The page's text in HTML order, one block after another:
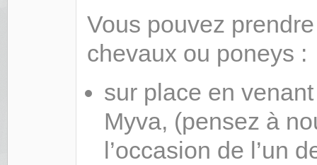
Vous pouvez
chevaux ou poneys :
sur place en
Myva, (pensez à
l’occasion de l’un